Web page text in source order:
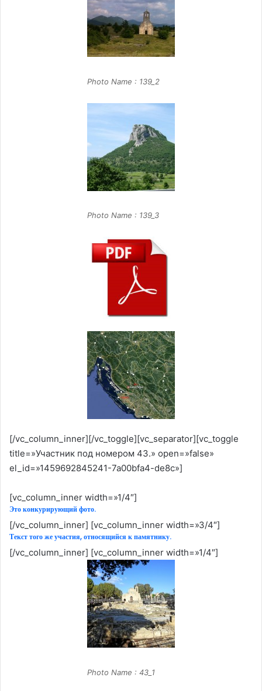
Photo Name : 139_2
Photo Name : 139_3
[/vc_column_inner][/vc_toggle][vc_separator][vc_toggle
title=»Участник под номером 43.» open=»false»
el_id=»1459692845241-7a00bfa4-de8c»]
[vc_column_inner width=»1/4″]
Это конкурирующий фото.
[/vc_column_inner] [vc_column_inner width=»3/4″]
Текст того же участия, относящийся к памятнику.
[/vc_column_inner] [vc_column_inner width=»1/4″]
Photo Name : 43_1